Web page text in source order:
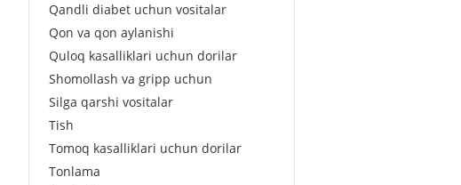
Qandli diabet uchun vositalar
Qon va qon aylanishi
Quloq kasalliklari uchun dorilar
Shomollash va gripp uchun
Silga qarshi vositalar
Tish
Tomoq kasalliklari uchun dorilar
Tonlama